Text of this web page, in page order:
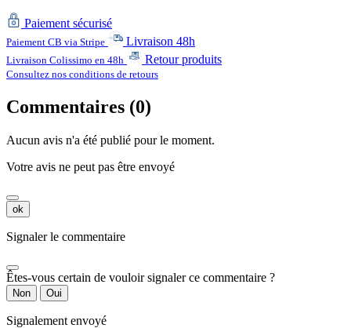
Paiement sécurisé
Paiement CB via Stripe Livraison 48h
Livraison Colissimo en 48h Retour produits
Consultez nos conditions de retours
Commentaires (0)
Aucun avis n'a été publié pour le moment.
Votre avis ne peut pas être envoyé
ok
Signaler le commentaire
Êtes-vous certain de vouloir signaler ce commentaire ?
Non Oui
Signalement envoyé